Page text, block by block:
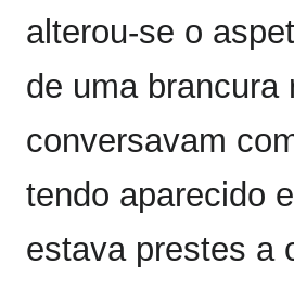
alterou-se o
de uma
conversavam
tendo aparecido
estava prestes a